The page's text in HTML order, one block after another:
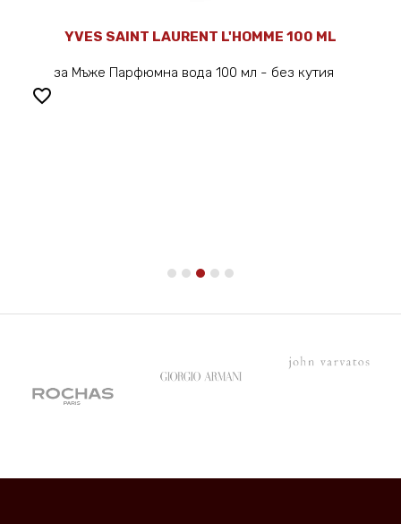
favorite_border
YVES SAINT LAURENT L'HOMME 100 ML
за Мъже Парфюмна вода 100 мл - без кутия